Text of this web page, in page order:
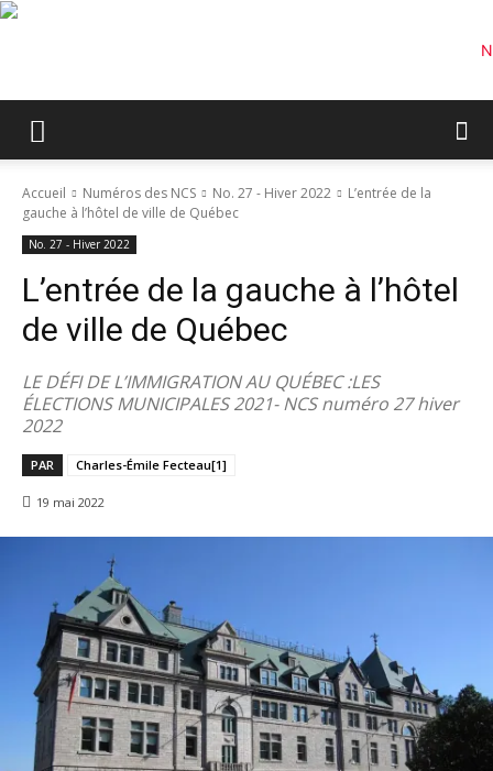
Accueil Numéros des NCS No. 27 - Hiver 2022
L’entrée de la
gauche à l’hôtel de ville de Québec
No. 27 - Hiver 2022
L’entrée de la gauche à l’hôtel
de ville de Québec
LE DÉFI DE L’IMMIGRATION AU QUÉBEC :LES
ÉLECTIONS MUNICIPALES 2021- NCS numéro 27 hiver
2022
PAR Charles-Émile Fecteau[1]
19 mai 2022